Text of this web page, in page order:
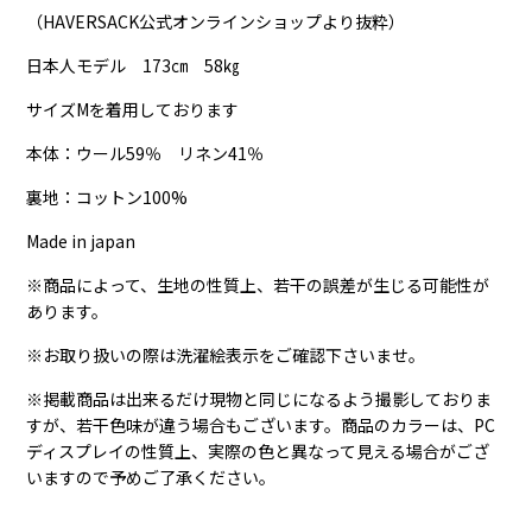
（HAVERSACK公式オンラインショップより抜粋）
日本人モデル 173㎝ 58㎏
サイズMを着用しております
本体：ウール59％ リネン41％
裏地：コットン100%
Made in japan
※商品によって、生地の性質上、若干の誤差が生じる可能性が
あります。
※お取り扱いの際は洗濯絵表示をご確認下さいませ。
※掲載商品は出来るだけ現物と同じになるよう撮影しておりま
すが、若干色味が違う場合もございます。商品のカラーは、PC
ディスプレイの性質上、実際の色と異なって見える場合がござ
いますので予めご了承ください。